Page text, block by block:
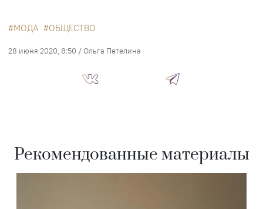
МОДА ОБЩЕСТВО
28 июня 2020, 8:50 / Ольга Петелина
Рекомендованные материалы